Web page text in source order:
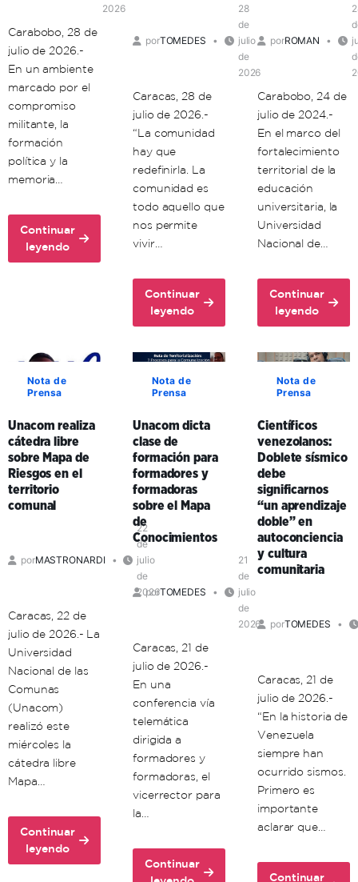
2026
Carabobo, 28 de
julio de 2026.-
En un ambiente
marcado por el
compromiso
militante, la
formación
política y la
memoria…
Continuar
leyendo
about
Unacom
Hugo
Chávez
porTOMEDES
28
de
julio
de
2026
Caracas, 28 de
julio de 2026.-
“La comunidad
hay que
redefinirla. La
comunidad es
todo aquello que
nos permite
vivir…
Continuar
leyendo
about
Ante
guerra
cognitiva,
investigador
expresó
que
existe
la
necesidad
de
una
ética
de
la
vida
porROMAN
Carabobo, 24 de
julio de 2024.-
En el marco del
fortalecimiento
territorial de la
educación
universitaria, la
Universidad
Nacional de…
Continuar
leyendo
about
Unacom
enlaces
formativos
en
fortalecen
la
educación
universitaria
en
el
territorio
comunal
Nota de
Prensa
Unacom realiza
cátedra libre
sobre Mapa de
Riesgos en el
territorio
comunal
porMASTRONARDI
22
de
julio
de
2026
Caracas, 22 de
julio de 2026.- La
Universidad
Nacional de las
Comunas
(Unacom)
realizó este
miércoles la
cátedra libre
Mapa…
Continuar
leyendo
about
Unacom
Nota de
Prensa
Unacom dicta
clase de
formación para
formadores y
formadoras
sobre el Mapa
de
Conocimientos
porTOMEDES
21
de
julio
de
2026
Caracas, 21 de
julio de 2026.-
En una
conferencia vía
telemática
dirigida a
formadores y
formadoras, el
vicerrector para
la…
Continuar
Nota de
Prensa
Científicos
venezolanos:
Doblete sísmico
debe
significarnos
“un aprendizaje
doble” en
autoconciencia
y cultura
comunitaria
porTOMEDES
Caracas, 21 de
julio de 2026.-
“En la historia de
Venezuela
siempre han
ocurrido sismos.
Primero es
importante
aclarar que…
Continuar